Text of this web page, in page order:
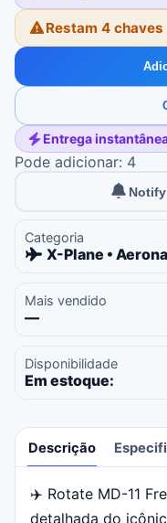
Restam 4 chaves
Entrega
Pode adicionar: 4
Categoria
X-Plane •
Mais vendido
—
Disponibilidade
Em estoque:
Descrição
Descrição
✈️ Rotate MD-11
detalhada do